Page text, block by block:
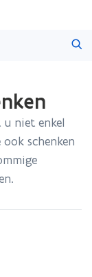
niet enkel
schenken